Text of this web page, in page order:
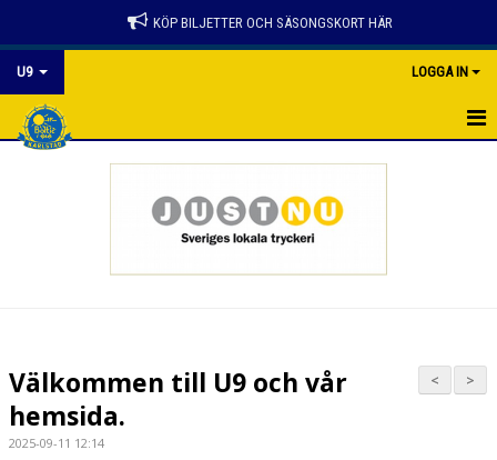
KÖP BILJETTER OCH SÄSONGSKORT HÄR
U9 LOGGA IN
BILDGALLERI
DOKUMENT
>
<
Välkommen till U9 och vår
hemsida.
2025-09-11 12:14